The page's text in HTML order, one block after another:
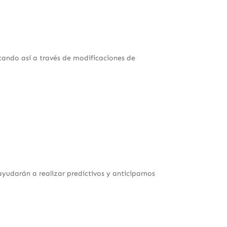
así a través de modificaciones de
a realizar predictivos y anticiparnos